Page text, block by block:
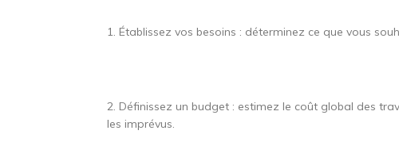
1. Établissez vos besoins : déterminez ce que vous
2. Définissez un budget : estimez le coût global des
les imprévus.